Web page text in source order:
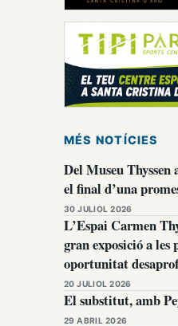
MÉS NOTÍCIES
Del Museu
el final d’una
30 JULIOL 2026
L’Espai Carmen
gran exposició a les
oportunitat
20 JULIOL 2026
El substitut, amb
29 ABRIL 2026